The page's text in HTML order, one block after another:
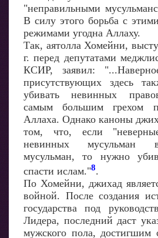
"неправильными
В силу этого борьба с
режимами угодна Аллаху.
Так, аятолла Хомейни,
г. перед депутатами
КСИР, заявил:
присутствующих здесь
убивать невинных
самым большим грехом
Аллаха. Однако каноны
том, что, если
невинных мусульман
мусульман, то нужно
спасти ислам."8.
По Хомейни, джихад
войной. После создания
государства под
Лидера, последний даст
мужского пола, достигшим